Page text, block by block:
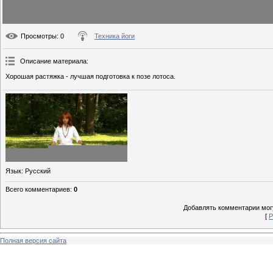
Просмотры: 0 Техника йоги
Описание материала:
Хорошая растяжка - лучшая подготовка к позе лотоса.
Язык: Русский
Всего комментариев: 0
Добавлять комментарии
[
Полная версия сайта